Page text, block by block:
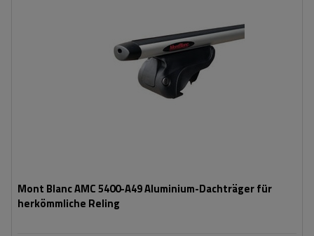
Mont Blanc AMC 5400-A49 Aluminium-Dachträger für
herkömmliche Reling